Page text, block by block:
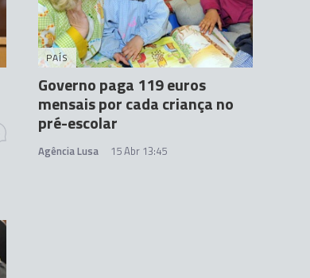
PAÍS
Governo paga 119 euros
mensais por cada criança no
pré-escolar
Agência Lusa 15 Abr 13:45